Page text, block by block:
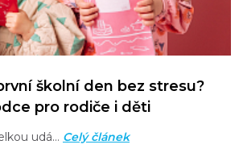
školní den bez stresu?
pro rodiče i děti
udá… Celý článek